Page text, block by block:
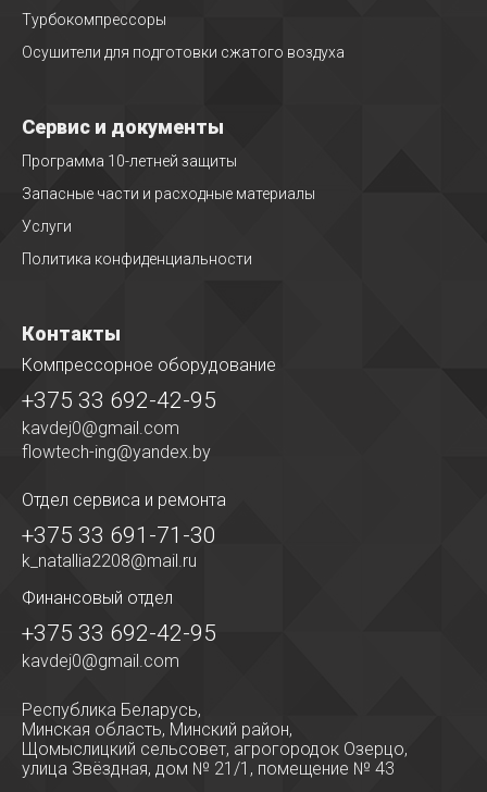
Турбокомпрессоры
Осушители для подготовки сжатого воздуха
Сервис и документы
Программа 10-летней защиты
Запасные части и расходные материалы
Услуги
Политика конфиденциальности
Контакты
Компрессорное оборудование
+375 33 692-42-95
kavdej0@gmail.com
flowtech-ing@yandex.by
Отдел сервиса и ремонта
+375 33 691-71-30
k_natallia2208@mail.ru
Финансовый отдел
+375 33 692-42-95
kavdej0@gmail.com
Республика Беларусь,
Минская область, Минский район,
Щомыслицкий сельсовет, агрогородок Озерцо,
улица Звёздная, дом № 21/1, помещение № 43